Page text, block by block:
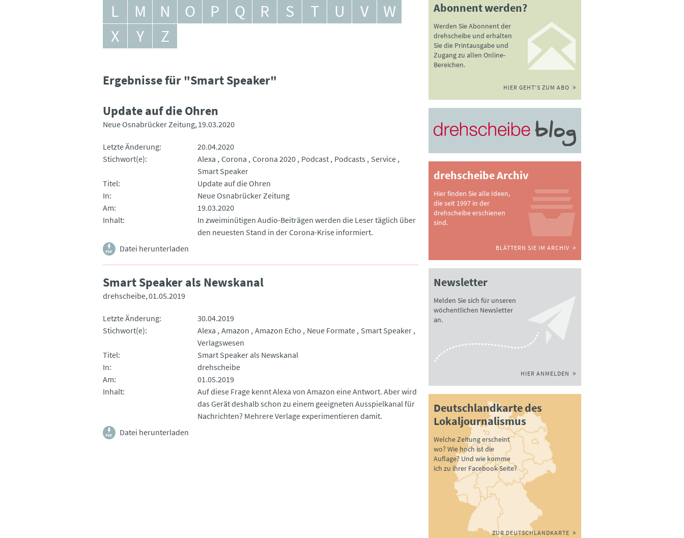
L
M N O P Q R S T U V
W
X
Y Z
Ergebnisse für "Smart Speaker"
Update auf die Ohren
Neue Osnabrücker Zeitung 19.03.2020
Letzte Änderung
20.04.2020
Stichwort(e)
Alexa Corona Corona 2020 Podcast Podcasts
Service
Smart Speaker
Titel
Update auf die Ohren
In
Neue Osnabrücker Zeitung
Am
19.03.2020
Inhalt
In zweiminütigen Audio-Beiträgen werden die Leser täglich über
den neuesten Stand in der Corona-Krise informiert.
Datei herunterladen
Smart Speaker als Newskanal
drehscheibe 01.05.2019
Letzte Änderung
30.04.2019
Stichwort(e)
Alexa Amazon Amazon Echo Neue Formate
Smart Speaker
Verlagswesen
Titel
Smart Speaker als Newskanal
In
drehscheibe
Am
01.05.2019
Inhalt
Auf diese Frage kennt Alexa von Amazon eine Antwort. Aber wird
das Gerät deshalb schon zu einem geeigneten Ausspielkanal für
Nachrichten? Mehrere Verlage experimentieren damit.
Datei herunterladen
Abonnent werden?
Werden Sie Abonnent der
drehscheibe und erhalten
Sie die Printausgabe und
Zugang zu allen Online-
Bereichen.
HIER GEHT'S ZUM ABO
drehscheibe Archiv
Hier finden Sie alle Ideen,
die seit 1997 in der
drehscheibe erschienen
sind.
BLÄTTERN SIE IM ARCHIV
Newsletter
Melden Sie sich für unseren
wöchentlichen Newsletter
an.
HIER ANMELDEN
Deutschlandkarte des
Lokaljournalismus
Welche Zeitung erscheint
wo? Wie hoch ist die
Auflage? Und wie komme
ich zu ihrer Facebook-Seite?
ZUR DEUTSCHLANDKARTE